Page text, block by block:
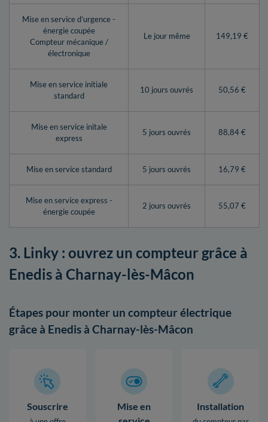
Mise en service d’urgence -
énergie coupée
Compteur mécanique /
électronique
Le jour même 149,19 €
Mise en service initiale
standard
10 jours ouvrés 50,56 €
Mise en service initale
express
5 jours ouvrés 88,84 €
Mise en service standard 5 jours ouvrés 16,79 €
Mise en service express -
énergie coupée
2 jours ouvrés 55,07 €
3. Linky : ouvrez un compteur grâce à
Enedis à Charnay-lès-Mâcon
Étapes pour monter un compteur électrique
grâce à Enedis à Charnay-lès-Mâcon
Souscrire
Mise en
Installation